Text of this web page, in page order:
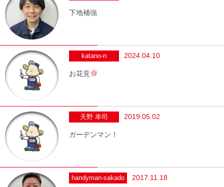
下地補強
katano-n 2024.04.10
お花見
天野 幸司 2019.05.02
ガーデンマン！
handyman-sakado 2017.11.18